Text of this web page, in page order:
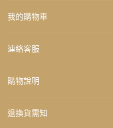
我的購物車
連絡客服
購物說明
退換貨需知